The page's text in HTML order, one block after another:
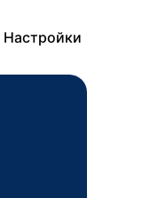
Настройки